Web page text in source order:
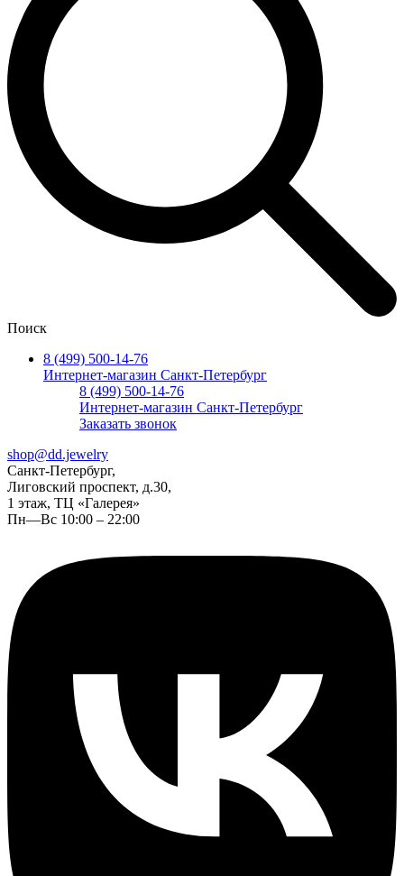
Поиск
8 (499) 500-14-76
Интернет-магазин Санкт-Петербург
8 (499) 500-14-76
Интернет-магазин Санкт-Петербург
Заказать звонок
shop@dd.jewelry
Санкт-Петербург,
Лиговский проспект, д.30,
1 этаж, ТЦ «Галерея»
Пн—Вс 10:00 – 22:00